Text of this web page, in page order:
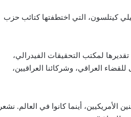
كيتلسون، التي اختطفتها كتائب حزب
لمكتب التحقيقات الفيدرالي،
العراقي، وشركائنا العراقيين،
أينما كانوا في العالم. نشعر